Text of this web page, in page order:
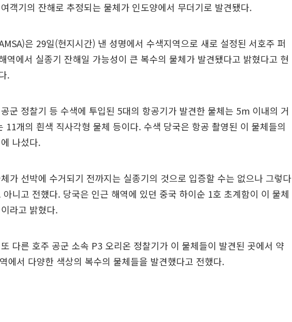
객기의 잔해로 추정되는 물체가 인도양에서 무더기로 발견됐다.
은 29일(현지시간) 낸 성명에서 수색지역으로 새로 설정된 서호주 퍼
역에서 실종기 잔해일 가능성이 큰 복수의 물체가 발견됐다고 밝혔다고 현
.
군 정찰기 등 수색에 투입된 5대의 항공기가 발견한 물체는 5m 이내의 거
11개의 흰색 직사각형 물체 등이다. 수색 당국은 항공 촬영된 이 물체들의
나섰다.
가 선박에 수거되기 전까지는 실종기의 것으로 입증할 수는 없으나 그렇다
니고 전했다. 당국은 인근 해역에 있던 중국 하이순 1호 초계함이 이 물체
라고 밝혔다.
다른 호주 공군 소속 P3 오리온 정찰기가 이 물체들이 발견된 곳에서 약
에서 다양한 색상의 복수의 물체들을 발견했다고 전했다.